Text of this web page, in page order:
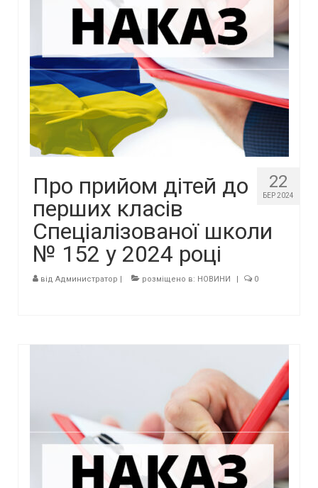
22
БЕР 2024
Про прийом дітей до
перших класів
Спеціалізованої школи
№ 152 у 2024 році
від Администратор | розміщено в: НОВИНИ | 0